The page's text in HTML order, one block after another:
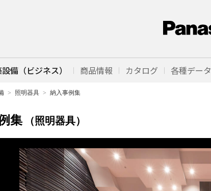
備（ビジネス） 商品情報 カタログ 各種データ
照明器具 納入事例集
集 （照明器具）